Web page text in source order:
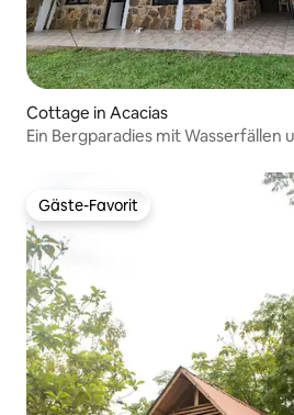
Cottage in Acacias
Ein Bergparadies mit Wasserfällen
Gäste-Favorit
Gäste-Favorit